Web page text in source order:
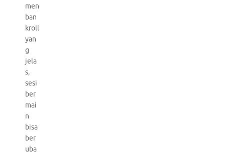
men
ban
kroll
yan
g
jela
s,
sesi
ber
mai
n
bisa
ber
uba